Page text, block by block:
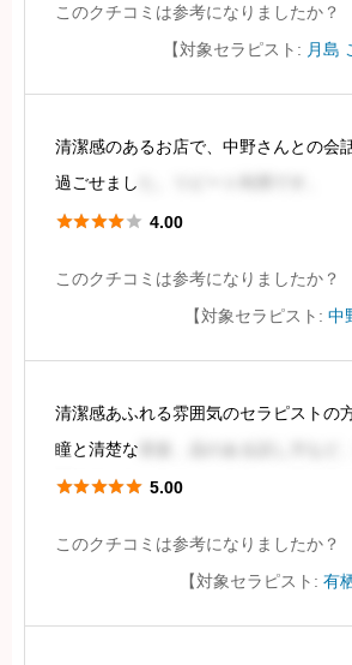
事前にギャルっぽい雰囲気を想像して
ションのドアを開けると、やや愛想の
囲気で迎え
このクチコミは参考になりましたか？
【対象セラピスト: 月島
清潔感のあるお店で、中野さんとの会
過ごせまし
お尻が大きくグラマラスな体型です。
真で顔の露出が多いので、実際にお会
プを
 4.00
このクチコミは参考になりましたか？
【対象セラピスト: 中
清潔感あふれる雰囲気のセラピストの
瞳と清楚な
受けました。スタイルも良く、脚が長
た。
施術料金は、90分18000円、指
 5.00
このクチコミは参考になりましたか？
【対象セラピスト: 有